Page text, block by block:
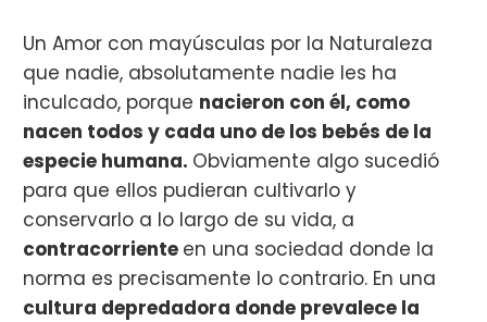
Un Amor con mayúsculas por la Naturaleza
que nadie, absolutamente nadie les ha
inculcado, porque nacieron con él, como
nacen todos y cada uno de los bebés de la
especie humana. Obviamente algo sucedió
para que ellos pudieran cultivarlo y
conservarlo a lo largo de su vida, a
contracorriente en una sociedad donde la
norma es precisamente lo contrario. En una
cultura depredadora donde prevalece la